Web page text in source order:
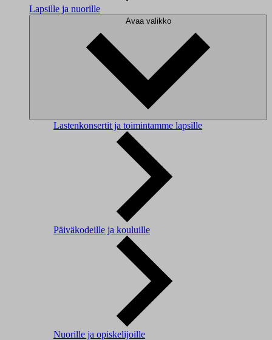
Lapsille ja nuorille
Avaa valikko
Lastenkonsertit ja toimintamme lapsille
Päiväkodeille ja kouluille
Nuorille ja opiskelijoille